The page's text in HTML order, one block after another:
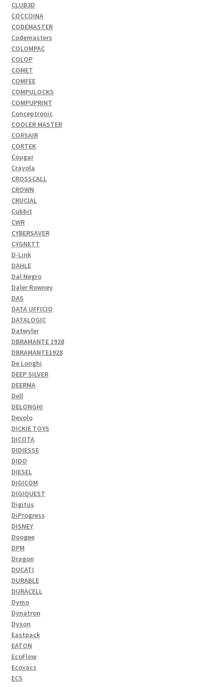
CLUB3D
COCCOINA
CODEMASTER
Codemasters
COLOMPAC
COLOP
COMET
COMFEE
COMPULOCKS
COMPUPRINT
Conceptronic
COOLER MASTER
CORSAIR
CORTEK
Cougar
Crayola
CROSSCALL
CROWN
CRUCIAL
Cubbit
CWR
CYBERSAVER
CYGNETT
D-Link
DAHLE
Dal Negro
Daler Rowney
DAS
DATA UFFICIO
DATALOGIC
Datwyler
DBRAMANTE 1928
DBRAMANTE1928
De Longhi
DEEP SILVER
DEERMA
Dell
DELONGHI
Devolo
DICKIE TOYS
DICOTA
DIDIESSE
DIDO
DIESEL
DIGICOM
DIGIQUEST
Digitus
DiProgress
DISNEY
Doogee
DPM
Dragon
DUCATI
DURABLE
DURACELL
Dymo
Dynatron
Dyson
Eastpack
EATON
EcoFlow
Ecovacs
ECS